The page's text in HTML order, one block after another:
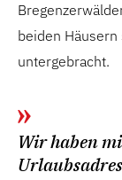
beiden
untergebracht.
Wir haben